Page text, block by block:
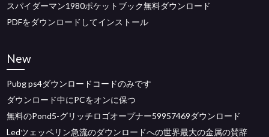
スパイダーマン1980ポケットブック無料ダウンロード
PDFをダウンロードしてインストール
New
Pubg ps4ダウンロードコードのみです
ダウンロード中にPCをオンに保つ
無料のPond5-グリッチロゴオープナー59957469ダウンロード
Ledツェッペリン急流のダウンロードへの世界最大の金属の賛辞